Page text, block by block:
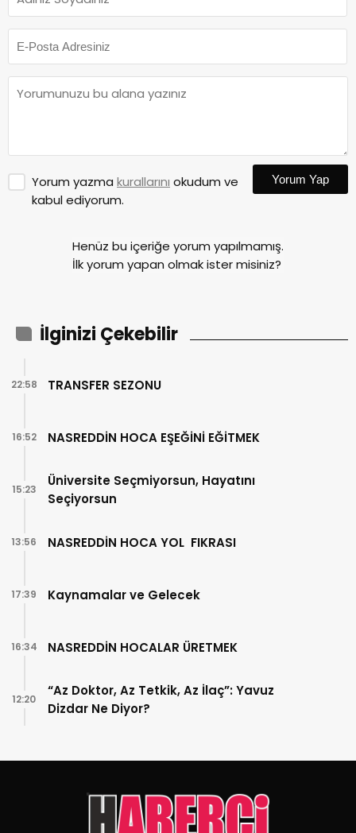
Yorum yazma kurallarını okudum ve
kabul ediyorum.
Yorum Yap
Henüz bu içeriğe yorum yapılmamış.
İlk yorum yapan olmak ister misiniz?
İlginizi Çekebilir
TRANSFER SEZONU
22:58
NASREDDİN HOCA EŞEĞİNİ EĞİTMEK
16:52
Üniversite Seçmiyorsun, Hayatını
Seçiyorsun
15:23
NASREDDİN HOCA YOL FIKRASI
13:56
Kaynamalar ve Gelecek
17:39
NASREDDİN HOCALAR ÜRETMEK
16:34
“Az Doktor, Az Tetkik, Az İlaç”: Yavuz
Dizdar Ne Diyor?
12:20